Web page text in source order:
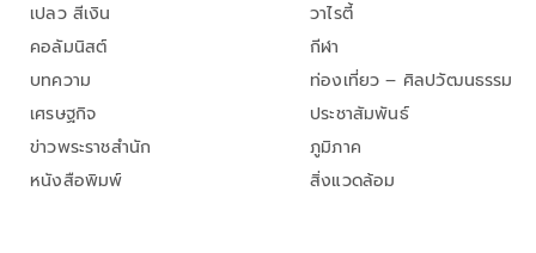
เปลว สีเงิน
คอลัมนิสต์
บทความ
เศรษฐกิจ
ข่าวพระราชสำนัก
หนังสือพิมพ์
วาไรตี้
กีฬา
ท่องเที่ยว – ศิลปวัฒนธรรม
ประชาสัมพันธ์
ภูมิภาค
สิ่งแวดล้อม